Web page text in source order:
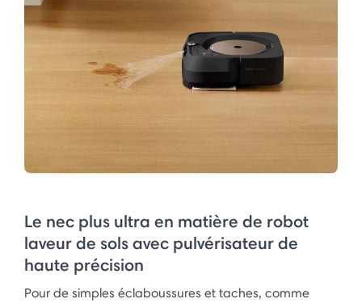
Le nec plus ultra en matière de robot
laveur de sols avec pulvérisateur de
haute précision
Pour de simples éclaboussures et taches, comme